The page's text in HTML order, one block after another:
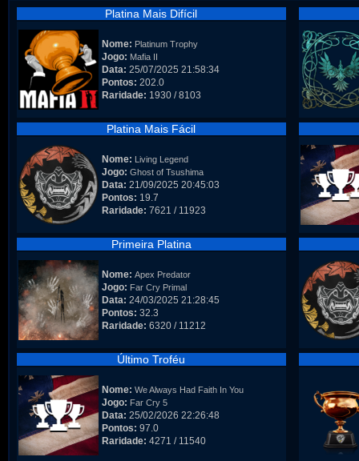
Platina Mais Difícil
Nome: Platinum Trophy
Jogo: Mafia II
Data: 25/07/2025 21:58:34
Pontos: 202.0
Raridade: 1930 / 8103
Platina Mais Fácil
Nome: Living Legend
Jogo: Ghost of Tsushima
Data: 21/09/2025 20:45:03
Pontos: 19.7
Raridade: 7621 / 11923
Primeira Platina
Nome: Apex Predator
Jogo: Far Cry Primal
Data: 24/03/2025 21:28:45
Pontos: 32.3
Raridade: 6320 / 11212
Último Troféu
Nome: We Always Had Faith In You
Jogo: Far Cry 5
Data: 25/02/2026 22:26:48
Pontos: 97.0
Raridade: 4271 / 11540